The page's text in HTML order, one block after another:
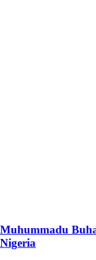
Muhummadu
Nigeria